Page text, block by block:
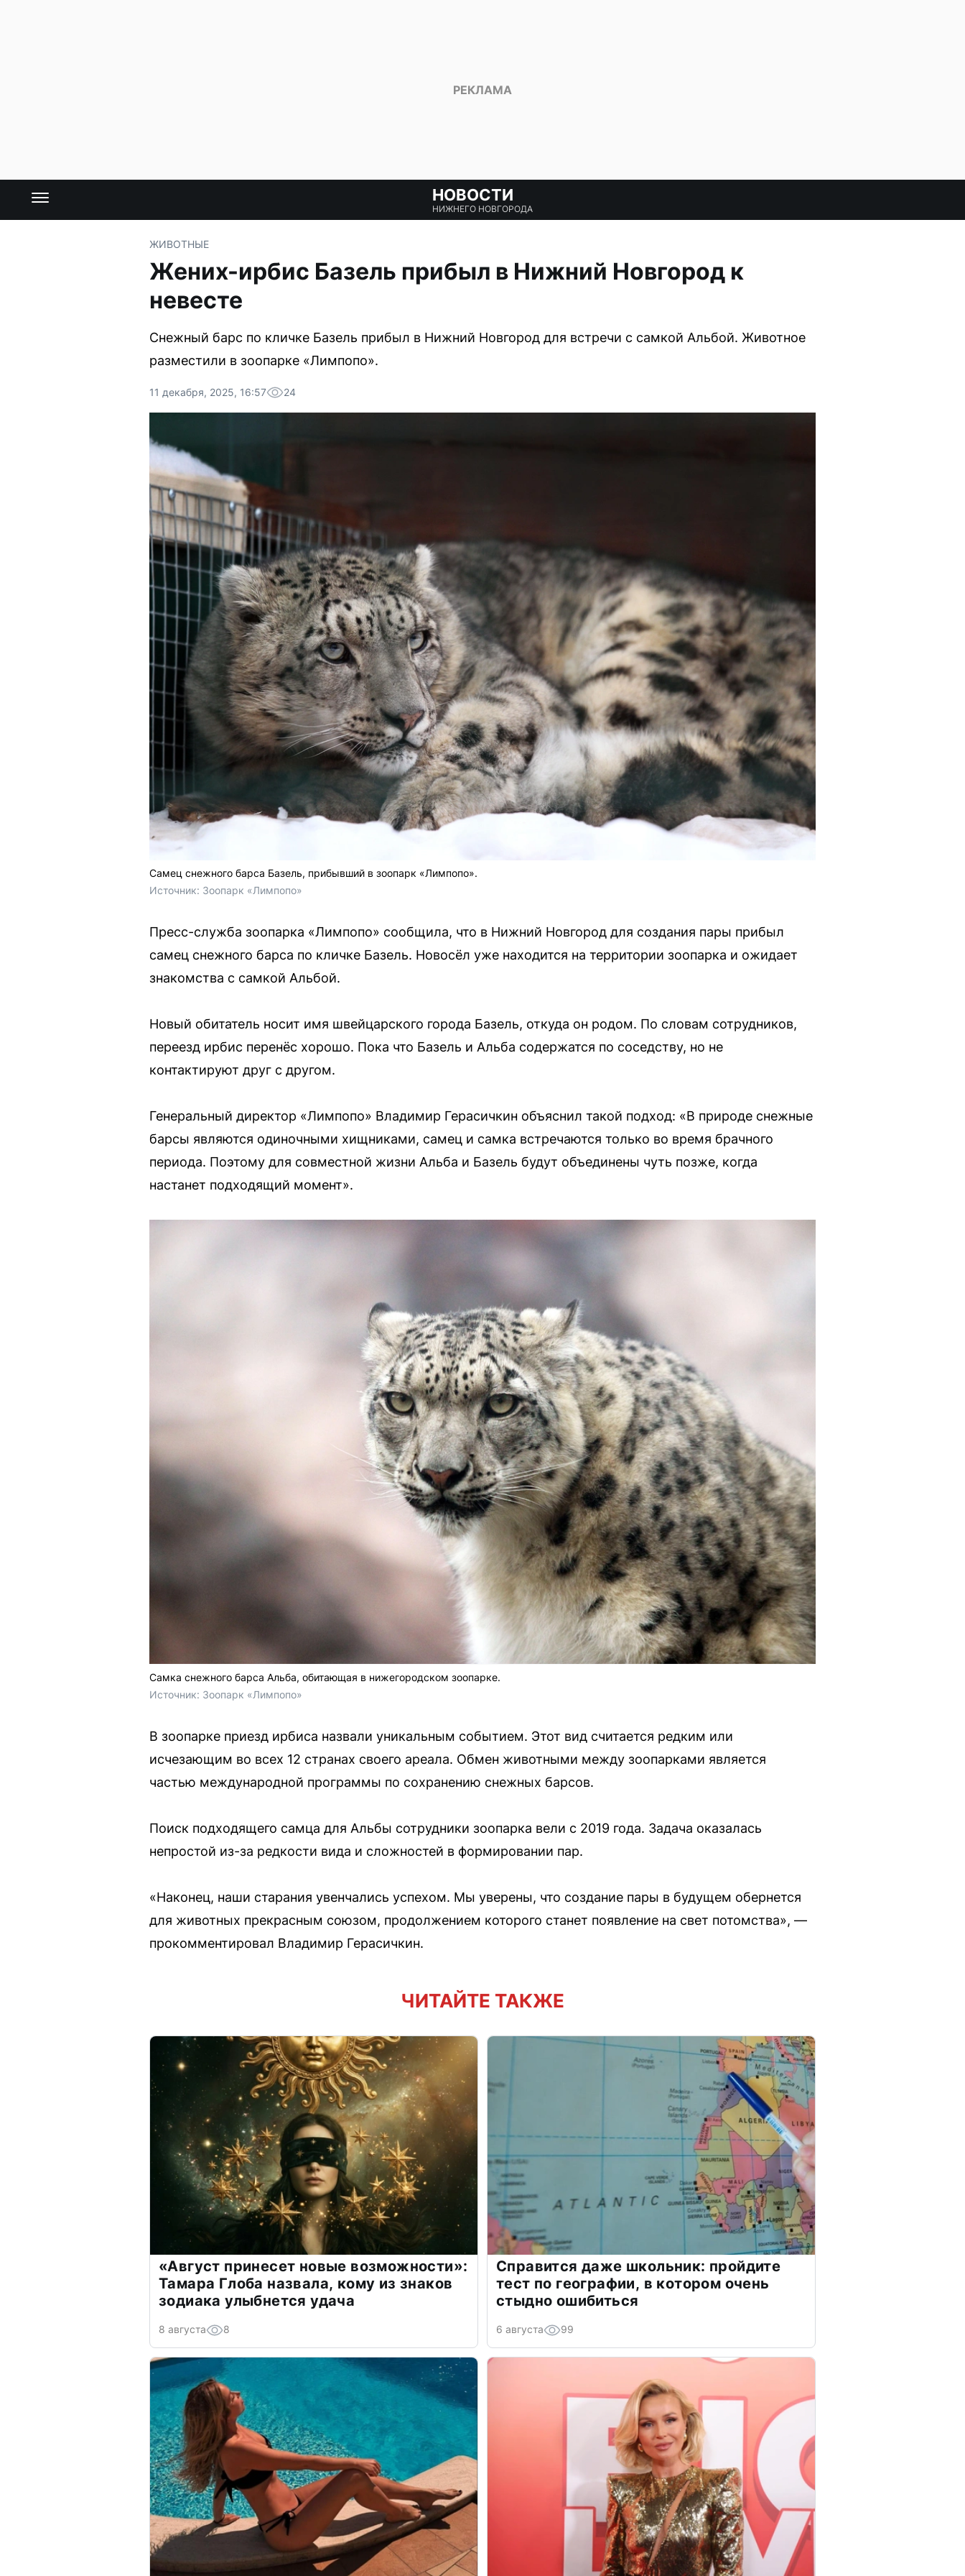
НОВОСТИ
НИЖНЕГО НОВГОРОДА
ЖИВОТНЫЕ
Жених-ирбис Базель прибыл в Нижний Новгород к
невесте
Снежный барс по кличке Базель прибыл в Нижний Новгород для встречи с самкой Альбой. Животное
разместили в зоопарке «Лимпопо».
11 декабря, 2025, 16:57 24
Самец снежного барса Базель, прибывший в зоопарк «Лимпопо».
Источник: Зоопарк «Лимпопо»
Пресс-служба зоопарка «Лимпопо» сообщила, что в Нижний Новгород для создания пары прибыл
самец снежного барса по кличке Базель. Новосёл уже находится на территории зоопарка и ожидает
знакомства с самкой Альбой.
Новый обитатель носит имя швейцарского города Базель, откуда он родом. По словам сотрудников,
переезд ирбис перенёс хорошо. Пока что Базель и Альба содержатся по соседству, но не
контактируют друг с другом.
Генеральный директор «Лимпопо» Владимир Герасичкин объяснил такой подход: «В природе снежные
барсы являются одиночными хищниками, самец и самка встречаются только во время брачного
периода. Поэтому для совместной жизни Альба и Базель будут объединены чуть позже, когда
настанет подходящий момент».
Самка снежного барса Альба, обитающая в нижегородском зоопарке.
Источник: Зоопарк «Лимпопо»
В зоопарке приезд ирбиса назвали уникальным событием. Этот вид считается редким или
исчезающим во всех 12 странах своего ареала. Обмен животными между зоопарками является
частью международной программы по сохранению снежных барсов.
Поиск подходящего самца для Альбы сотрудники зоопарка вели с 2019 года. Задача оказалась
непростой из-за редкости вида и сложностей в формировании пар.
«Наконец, наши старания увенчались успехом. Мы уверены, что создание пары в будущем обернется
для животных прекрасным союзом, продолжением которого станет появление на свет потомства», —
прокомментировал Владимир Герасичкин.
ЧИТАЙТЕ ТАКЖЕ
«Август принесет новые возможности»:
Тамара Глоба назвала, кому из знаков
зодиака улыбнется удача
8 августа 8
Справится даже школьник: пройдите
тест по географии, в котором очень
стыдно ошибиться
6 августа 99